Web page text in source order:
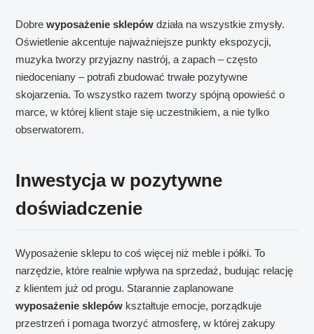
Dobrewyposażenie sklepów działa na wszystkie zmysły.
Oświetlenie akcentuje najważniejsze punkty ekspozycji,
muzyka tworzy przyjazny nastrój, a zapach – często
niedoceniany – potrafi zbudować trwałe pozytywne
skojarzenia. To wszystko razem tworzy spójną opowieść o
marce, w której klient staje się uczestnikiem, a nie tylko
obserwatorem.
Inwestycja w pozytywne
doświadczenie
Wyposażenie sklepu to coś więcej niż meble i półki. To
narzędzie, które realnie wpływa na sprzedaż, budując relację
z klientem już od progu. Starannie zaplanowane
wyposażenie sklepów kształtuje emocje, porządkuje
przestrzeń i pomaga tworzyć atmosferę, w której zakupy